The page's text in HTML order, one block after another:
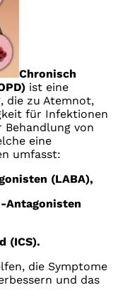
Chronisch
ist eine
die zu Atemnot,
für Infektionen
von
eine
umfasst:
(LABA),
Antagonisten
(ICS).
die Symptome
und das